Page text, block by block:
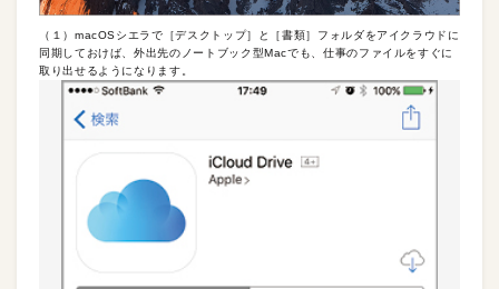
（１）macOSシエラで［デスクトップ］と［書類］フォルダをアイクラウドに
同期しておけば、外出先のノートブック型Macでも、仕事のファイルをすぐに
取り出せるようになります。